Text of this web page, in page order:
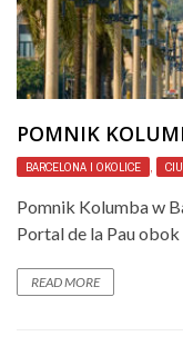
POMNIK
BARCELONA I OKOLICE
Pomnik Kolumba w
Portal de la Pau obok
READ MORE